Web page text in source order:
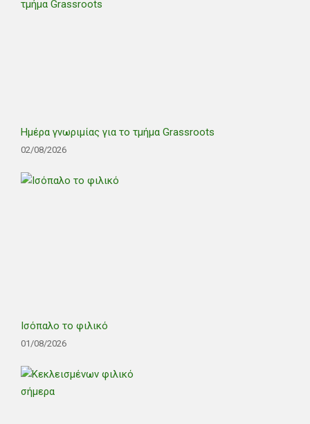
Ημέρα γνωριμίας για το τμήμα Grassroots
02/08/2026
Ισόπαλο το φιλικό
01/08/2026